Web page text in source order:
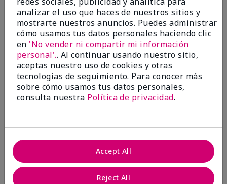
1 estrella
0
Evaluado por 2 clientes
MK completion sponge
analizar el uso que haces de nuestros sitios y
mostrarte nuestros anuncios. Puedes administrar
cómo usamos tus datos personales haciendo clic
en 'No vender ni compartir mi información
personal'.. Al continuar usando nuestro sitio,
aceptas nuestro uso de cookies y otras
tecnologías de seguimiento. Para conocer más
sobre cómo usamos tus datos personales,
consulta nuestra Política de privacidad.
Reject All
Accept All